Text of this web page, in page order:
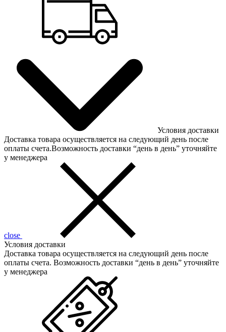
Условия доставки
Доставка товара осуществляется на следующий день после
оплаты счета.Возможность доставки “день в день” уточняйте
у менеджера
close
Условия доставки
Доставка товара осуществляется на следующий день после
оплаты счета. Возможность доставки “день в день” уточняйте
у менеджера